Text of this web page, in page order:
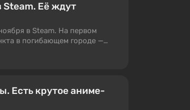
Steam. Её ждут
в Steam. На первом
в погибающем городе —
Есть крутое аниме-